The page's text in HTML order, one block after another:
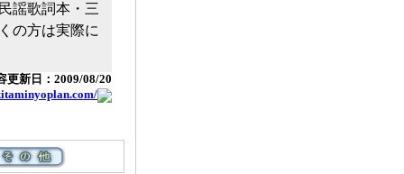
謡歌詞本・三
の方は実際に
更新日：2009/08/20